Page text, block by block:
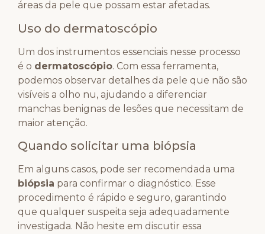
áreas da pele que possam estar afetadas.
Uso do dermatoscópio
Um dos instrumentos essenciais nesse processo
é o dermatoscópio. Com essa ferramenta,
podemos observar detalhes da pele que não são
visíveis a olho nu, ajudando a diferenciar
manchas benignas de lesões que necessitam de
maior atenção.
Quando solicitar uma biópsia
Em alguns casos, pode ser recomendada uma
biópsia para confirmar o diagnóstico. Esse
procedimento é rápido e seguro, garantindo
que qualquer suspeita seja adequadamente
investigada. Não hesite em discutir essa